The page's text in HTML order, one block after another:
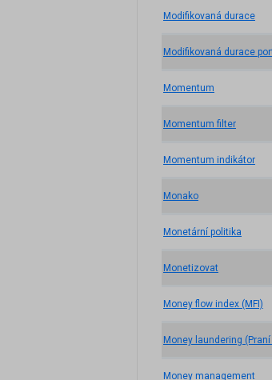
Modifikovaná durace
Modifikovaná durace
Momentum
Momentum filter
Momentum indikátor
Monako
Monetární politika
Monetizovat
Money flow index (MFI)
Money laundering
Money management